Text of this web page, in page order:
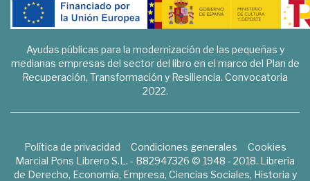
Ayudas públicas para la modernización de las pequeñas y
medianas empresas del sector del libro en el marco del Plan de
Recuperación, Transformación y Resiliencia. Convocatoria
2022.
Política de privacidad Condiciones generales
Cookies
Marcial Pons Librero S.L. - B82947326 © 1948 - 2018. Librería
de Derecho, Economía, Empresa, Ciencias Sociales, Historia y